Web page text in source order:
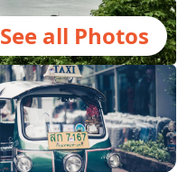
See all Photos